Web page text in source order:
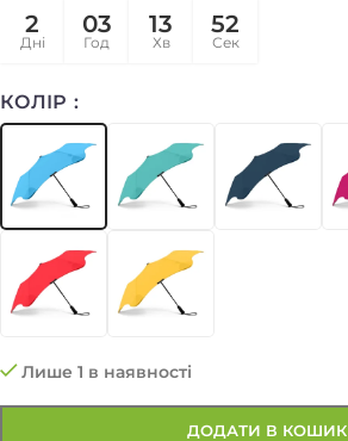
2
Дні
03
Год
13
Хв
52
Сек
КОЛІР
Лише 1 в наявності
ДОДАТИ В КОШИК